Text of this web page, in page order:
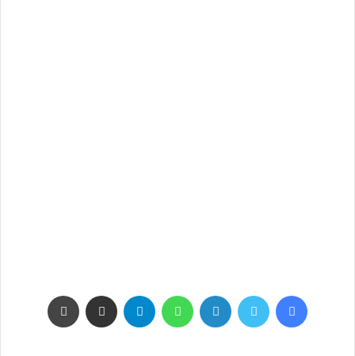
فيسبوك تويتر لينكدإن واتساب تيلقرام مشاركة عبر البريد